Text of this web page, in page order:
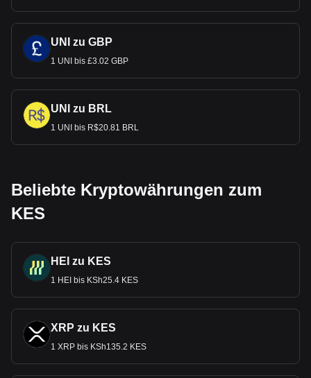
UNI zu GBP
1 UNI bis £3.02 GBP
UNI zu BRL
1 UNI bis R$20.81 BRL
Beliebte Kryptowährungen zum
KES
HEI zu KES
1 HEI bis KSh25.4 KES
XRP zu KES
1 XRP bis KSh135.2 KES